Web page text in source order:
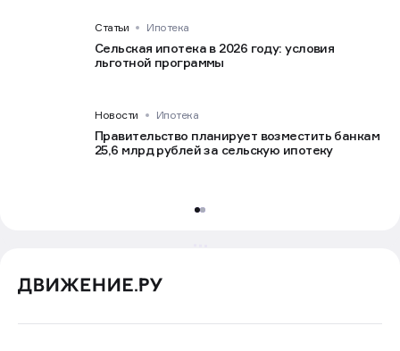
Статьи Ипотека
Сельская ипотека в 2026 году: условия
льготной программы
Новости Ипотека
Правительство планирует возместить банкам
25,6 млрд рублей за сельскую ипотеку